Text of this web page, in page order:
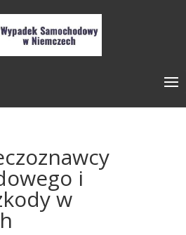
i
w